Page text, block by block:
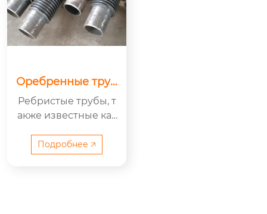
Оребренные труб
ы из нержавеющ
ей стали
Ребристые трубы, т
акже известные как
бы, представляют с
обой компоненты т
Подробнее 🡥